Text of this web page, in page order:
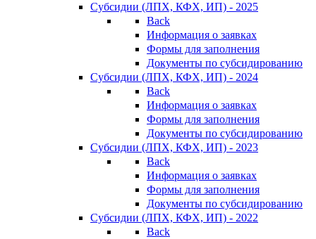
Субсидии (ЛПХ, КФХ, ИП) - 2025
Back
Информация о заявках
Формы для заполнения
Документы по субсидированию
Субсидии (ЛПХ, КФХ, ИП) - 2024
Back
Информация о заявках
Формы для заполнения
Документы по субсидированию
Субсидии (ЛПХ, КФХ, ИП) - 2023
Back
Информация о заявках
Формы для заполнения
Документы по субсидированию
Субсидии (ЛПХ, КФХ, ИП) - 2022
Back